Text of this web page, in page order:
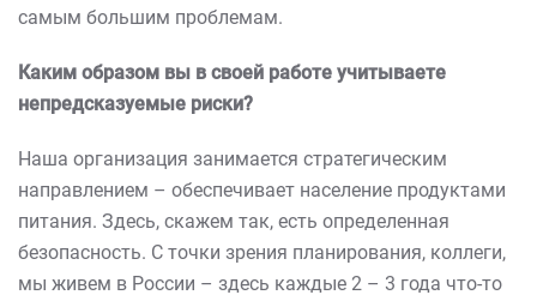
самым большим проблемам.
Каким образом вы в своей работе учитываете
непредсказуемые риски?
Наша организация занимается стратегическим
направлением – обеспечивает население продуктами
питания. Здесь, скажем так, есть определенная
безопасность. С точки зрения планирования, коллеги,
мы живем в России – здесь каждые 2 – 3 года что-то